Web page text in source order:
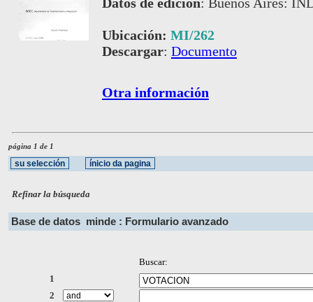
Ubicación: MI/262
Descargar: Documento
Otra información
página 1 de 1
Refinar la búsqueda
Base de datos minde : Formulario avanzado
Buscar:
1
2